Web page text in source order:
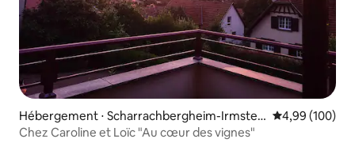
Hébergement ⋅ Scharrachbergheim-Irmstet
t
Évaluation
4,99 (100)
Chez Caroline et Loïc "Au cœur des vignes"